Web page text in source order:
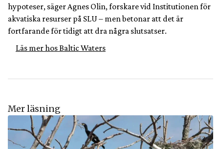
hypoteser, säger Agnes Olin, forskare vid Institutionen för
akvatiska resurser på SLU – men betonar att det är
fortfarande för tidigt att dra några slutsatser.
Läs mer hos Baltic Waters
Mer läsning